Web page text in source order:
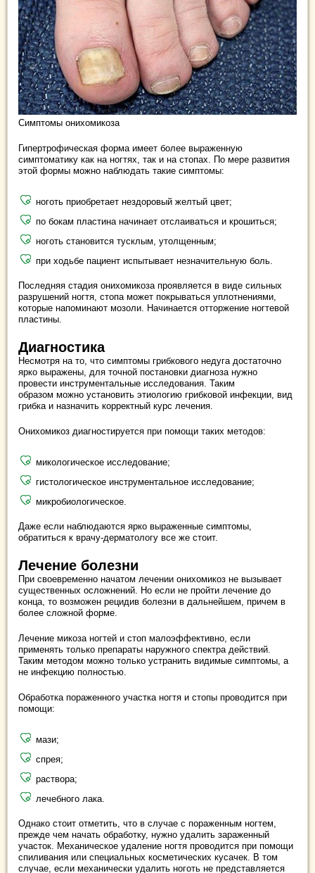
Симптомы онихомикоза
Гипертрофическая форма имеет более выраженную
симптоматику как на ногтях, так и на стопах. По мере развития
этой формы можно наблюдать такие симптомы:
ноготь приобретает нездоровый желтый цвет;
по бокам пластина начинает отслаиваться и крошиться;
ноготь становится тусклым, утолщенным;
при ходьбе пациент испытывает незначительную боль.
Последняя стадия онихомикоза проявляется в виде сильных
разрушений ногтя, стопа может покрываться уплотнениями,
которые напоминают мозоли. Начинается отторжение ногтевой
пластины.
Диагностика
Несмотря на то, что симптомы грибкового недуга достаточно
ярко выражены, для точной постановки диагноза нужно
провести инструментальные исследования. Таким
образом можно установить этиологию грибковой инфекции, вид
грибка и назначить корректный курс лечения.
Онихомикоз диагностируется при помощи таких методов:
микологическое исследование;
гистологическое инструментальное исследование;
микробиологическое.
Даже если наблюдаются ярко выраженные симптомы,
обратиться к врачу-дерматологу все же стоит.
Лечение болезни
При своевременно начатом лечении онихомикоз не вызывает
существенных осложнений. Но если не пройти лечение до
конца, то возможен рецидив болезни в дальнейшем, причем в
более сложной форме.
Лечение микоза ногтей и стоп малоэффективно, если
применять только препараты наружного спектра действий.
Таким методом можно только устранить видимые симптомы, а
не инфекцию полностью.
Обработка пораженного участка ногтя и стопы проводится при
помощи:
мази;
спрея;
раствора;
лечебного лака.
Однако стоит отметить, что в случае с пораженным ногтем,
прежде чем начать обработку, нужно удалить зараженный
участок. Механическое удаление ногтя проводится при помощи
спиливания или специальных косметических кусачек. В том
случае, если механически удалить ноготь не представляется